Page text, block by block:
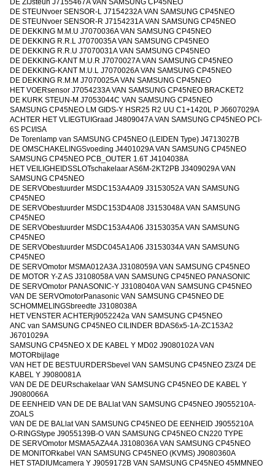
DE ZIJsteun J7155467A VAN SAMSUNG CP45NEO
DE STEUNvoer SENSOR-L J7154232A VAN SAMSUNG CP45NEO
DE STEUNvoer SENSOR-R J7154231A VAN SAMSUNG CP45NEO
DE DEKKING M.M.U J7070036A VAN SAMSUNG CP45NEO
DE DEKKING R.R.L J7070035A VAN SAMSUNG CP45NEO
DE DEKKING R.R.U J7070031A VAN SAMSUNG CP45NEO
DE DEKKING-KANT M.U.R J7070027A VAN SAMSUNG CP45NEO
DE DEKKING-KANT M.U.L J7070026A VAN SAMSUNG CP45NEO
DE DEKKING R.M.M J7070025A VAN SAMSUNG CP45NEO
HET VOERsensor J7054233A VAN SAMSUNG CP45NEO BRACKET2
DE KURK STEUN-M J7053044C VAN SAMSUNG CP45NEO
SAMSUNG CP45NEO LM GIDS-Y HSR25 R2 UU C1+1420L P J6607029A
ACHTER HET VLIEGTUIGraad J4809047A VAN SAMSUNG CP45NEO PCI-
6S PCI/ISA
De Torenlamp van SAMSUNG CP45NEO (LEIDEN Type) J4713027B
DE OMSCHAKELINGSvoeding J4401029A VAN SAMSUNG CP45NEO
SAMSUNG CP45NEO PCB_OUTER 1.6T J4104038A
HET VEILIGHEIDSSLOTschakelaar AS6M-2KT2PB J3409029A VAN
SAMSUNG CP45NEO
DE SERVObestuurder MSDC153A4A09 J3153052A VAN SAMSUNG
CP45NEO
DE SERVObestuurder MSDC153D4A08 J3153048A VAN SAMSUNG
CP45NEO
DE SERVObestuurder MSDC153A4A06 J3153035A VAN SAMSUNG
CP45NEO
DE SERVObestuurder MSDC045A1A06 J3153034A VAN SAMSUNG
CP45NEO
DE SERVOmotor MSMA012A3A J3108059A VAN SAMSUNG CP45NEO
DE MOTOR Y-Z AS J3108058A VAN SAMSUNG CP45NEO PANASONIC
DE SERVOmotor PANASONIC-Y J3108040A VAN SAMSUNG CP45NEO
VAN DE SERVOmotorPanasonic VAN SAMSUNG CP45NEO DE
SCHOMMELINGSbreedte J3108038A
HET VENSTER ACHTERj9052242a VAN SAMSUNG CP45NEO
ANC van SAMSUNG CP45NEO CILINDER BDAS6x5-1A-ZC153A2
J6701029A
SAMSUNG CP45NEO X DE KABEL Y MD02 J9080102A VAN
MOTORbijlage
VAN HET DE BESTUURDERSbevel VAN SAMSUNG CP45NEO Z3/Z4 DE
KABEL Y J9080081A
VAN DE DE DEURschakelaar VAN SAMSUNG CP45NEO DE KABEL Y
J9080066A
DE EENHEID VAN DE DE BALlat VAN SAMSUNG CP45NEO J9055210A-
ZOALS
VAN DE DE BALlat VAN SAMSUNG CP45NEO DE EENHEID J9055210A
O-RINGStype J9055139B-O VAN SAMSUNG CP45NEO CN220 TYPE
DE SERVOmotor MSMA5AZA4A J3108036A VAN SAMSUNG CP45NEO
DE MONITORkabel VAN SAMSUNG CP45NEO (KVMS) J9080360A
HET STADIUMcamera Y J9059172B VAN SAMSUNG CP45NEO 45MMNEO